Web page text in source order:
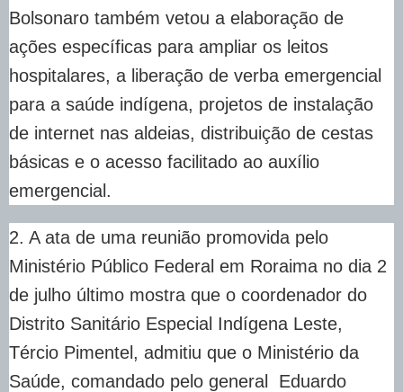
Bolsonaro também vetou a elaboração de
ações específicas para ampliar os leitos
hospitalares, a liberação de verba emergencial
para a saúde indígena, projetos de instalação
de internet nas aldeias, distribuição de cestas
básicas e o acesso facilitado ao auxílio
emergencial.
2. A ata de uma reunião promovida pelo
Ministério Público Federal em Roraima no dia 2
de julho último mostra que o coordenador do
Distrito Sanitário Especial Indígena Leste,
Tércio Pimentel, admitiu que o Ministério da
Saúde, comandado pelo general Eduardo